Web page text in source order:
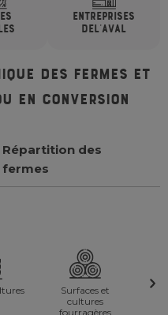
ENTREPRISES
DEL'AVAL
des fermes et
en conversion
Répartition des
fermes
Surfaces et
cultures
fourragères